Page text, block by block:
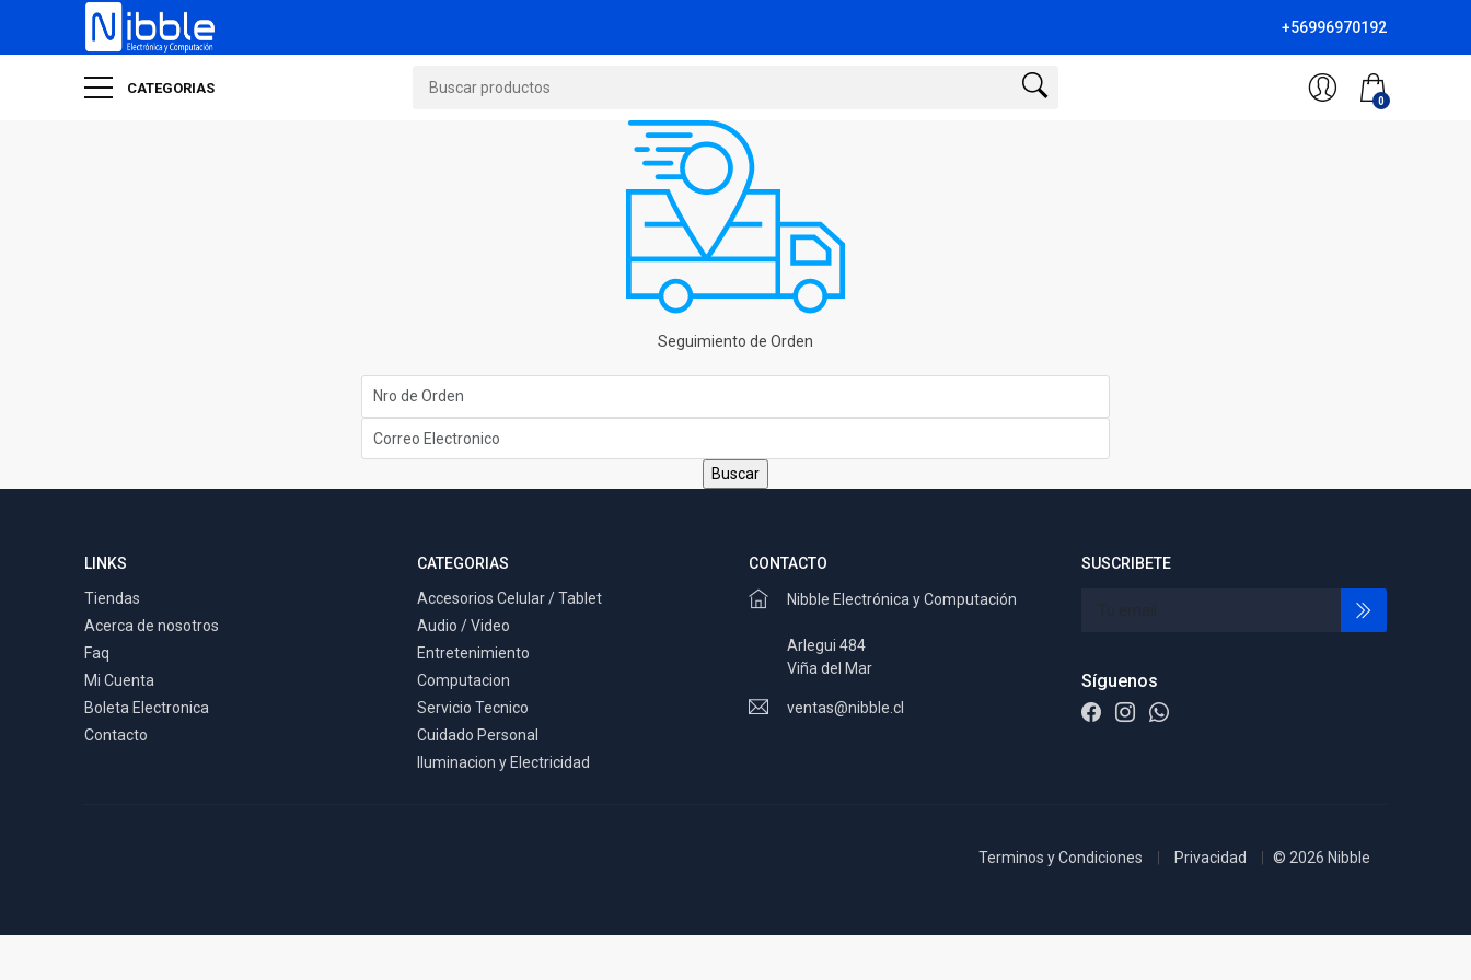
+56996970192
CATEGORIAS
0
Seguimiento de Orden
LINKS
Tiendas
Acerca de nosotros
Faq
Mi Cuenta
Boleta Electronica
Contacto
CATEGORIAS
Accesorios Celular / Tablet
Audio / Video
Entretenimiento
Computacion
Servicio Tecnico
Cuidado Personal
Iluminacion y Electricidad
CONTACTO
Nibble Electrónica y Computación
Arlegui 484
Viña del Mar
ventas@nibble.cl
SUSCRIBETE
Síguenos
Terminos y Condiciones Privacidad © 2026 Nibble